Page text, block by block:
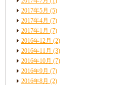
2017年5月 (5)
2017年4月 (7)
2017年1月 (7)
2016年12月 (2)
2016年11月 (3)
2016年10月 (7)
2016年9月 (7)
2016年8月 (2)